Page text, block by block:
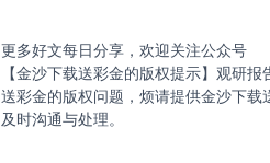
更多好文每日分享，欢迎关注公众号
【金沙下载送彩金的版权提示】观研
送彩金的版权问题，烦请提供金沙下
及时沟通与处理。